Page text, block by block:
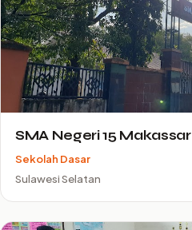
SMA Negeri 15 Makassar
Sekolah Dasar
Sulawesi Selatan